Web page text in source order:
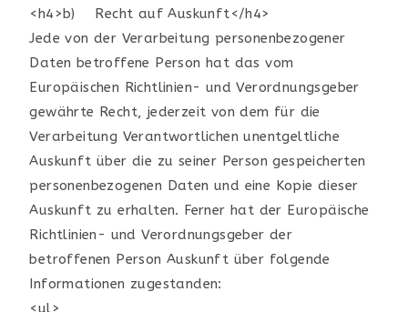
<h4>b) Recht auf Auskunft</h4>
Jede von der Verarbeitung personenbezogener
Daten betroffene Person hat das vom
Europäischen Richtlinien- und Verordnungsgeber
gewährte Recht, jederzeit von dem für die
Verarbeitung Verantwortlichen unentgeltliche
Auskunft über die zu seiner Person gespeicherten
personenbezogenen Daten und eine Kopie dieser
Auskunft zu erhalten. Ferner hat der Europäische
Richtlinien- und Verordnungsgeber der
betroffenen Person Auskunft über folgende
Informationen zugestanden:
<ul>